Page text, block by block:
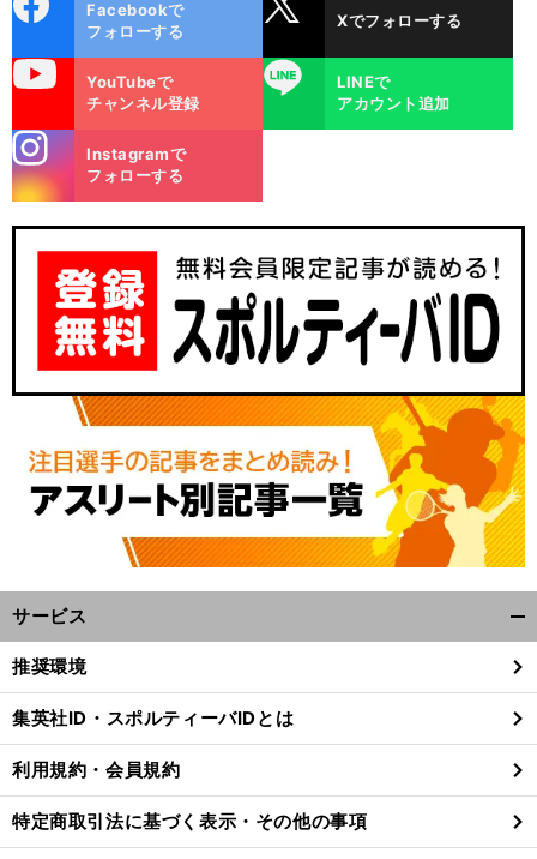
ok
Facebookで
フォローする
Xでフォローする
YouTubeで
チャンネル登録
LINE
LINEで
アカウント追加
m
Instagramで
フォローする
サービス
閉
る
推奨環境
集英社ID・スポルティーバIDとは
利用規約・会員規約
特定商取引法に基づく表示・その他の事項